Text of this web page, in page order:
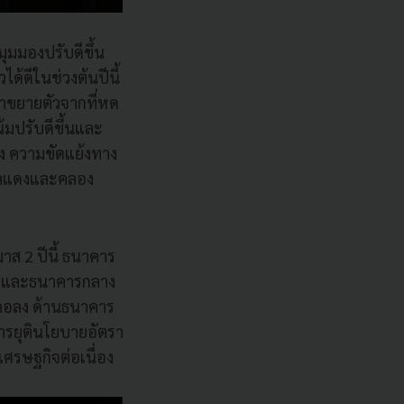
มมองปรับดีขึ้น
ได้ดีในช่วงต้นปีนี้
ขยายตัวจากที่หด
มปรับดีขึ้นและ
ความขัดแย้งทาง
ดงและคลอง
ส 2 ปีนี้ ธนาคาร
ละธนาคารกลาง
ลง ด้านธนาคาร
ยุตินโยบายอัตรา
รษฐกิจต่อเนื่อง